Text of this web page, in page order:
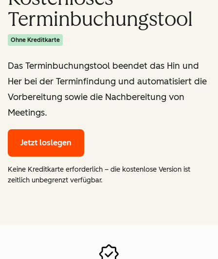
Terminbuchungstool
Ohne Kreditkarte
Das Terminbuchungstool beendet das Hin und
Her bei der Terminfindung und automatisiert die
Vorbereitung sowie die Nachbereitung von
Meetings.
Jetzt loslegen
Keine Kreditkarte erforderlich – die kostenlose Version ist
zeitlich unbegrenzt verfügbar.